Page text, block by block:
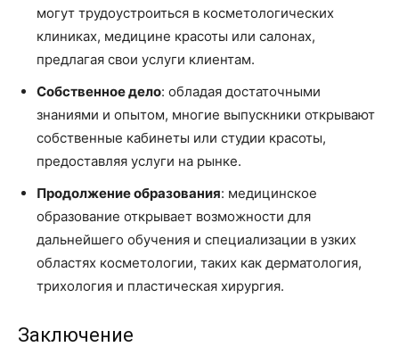
могут трудоустроиться в косметологических
клиниках, медицине красоты или салонах,
предлагая свои услуги клиентам.
Собственное дело: обладая достаточными
знаниями и опытом, многие выпускники открывают
собственные кабинеты или студии красоты,
предоставляя услуги на рынке.
Продолжение образования: медицинское
образование открывает возможности для
дальнейшего обучения и специализации в узких
областях косметологии, таких как дерматология,
трихология и пластическая хирургия.
Заключение